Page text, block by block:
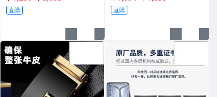
修一體屏內屏外屏
直購
裝直購